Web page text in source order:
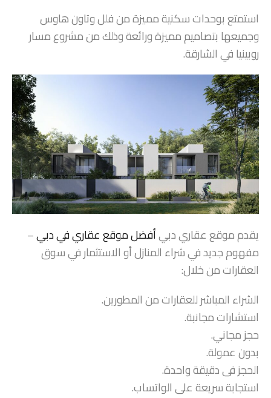
استمتع بوحدات سكنية مميزة من فلل وتاون هاوس
وجميعها بتصاميم مميزة ورائعة وذلك من مشروع مسار
روبينيا في الشارقة.
يقدم موقع عقاري دبيأفضل موقع عقاري في دبي–
مفهوم جديد في شراء المنازل أو الاستثمار في سوق
العقارات من خلال:
الشراء المباشر للعقارات من المطورين.
استشارات مجانبة.
حجز مجاني.
بدون عمولة.
الحجز فى دقيقة واحدة.
استجابة سريعة على الواتساب.